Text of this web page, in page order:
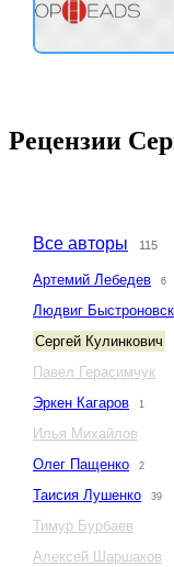
Рецензии
Все авторы 115
Артемий Лебедев 6
Людвиг
Сергей Кулинкович
Павел Герасимчук
Эркен Кагаров
1
Илья Михайлов
Олег Пащенко
2
Таисия Лушенко 39
Тимур Бурбаев
Алексей Шаршаков